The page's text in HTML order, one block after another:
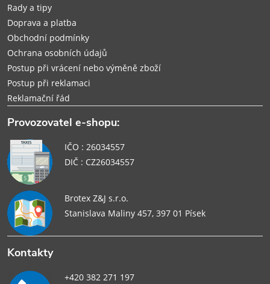
Rady a tipy
Doprava a platba
Obchodní podmínky
Ochrana osobních údajů
Postup při vrácení nebo výměně zboží
Postup při reklamaci
Reklamační řád
Provozovatel e-shopu:
IČO : 26034557
DIČ : CZ26034557
Brotex Z&J s.r.o.
Stanislava Maliny 457, 397 01 Písek
Kontakty
+420 382 271 197